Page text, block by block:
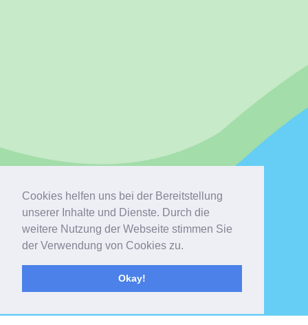
Cookies helfen uns bei der Bereitstellung
unserer Inhalte und Dienste. Durch die
weitere Nutzung der Webseite stimmen Sie
der Verwendung von Cookies zu.
Okay!